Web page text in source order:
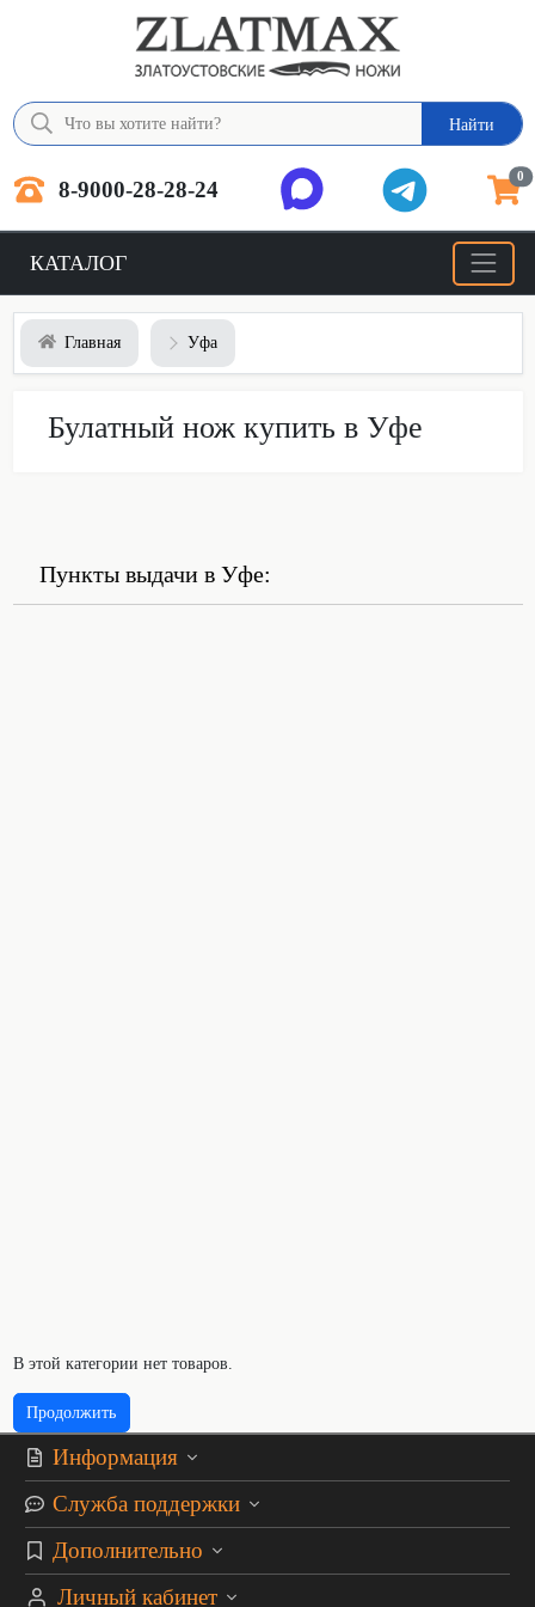
Найти
8-9000-28-28-24 0
КАТАЛОГ
Главная Уфа
Булатный нож купить в Уфе
Пункты выдачи в Уфе:
В этой категории нет товаров.
Продолжить
Информация
Служба поддержки
Дополнительно
Личный кабинет